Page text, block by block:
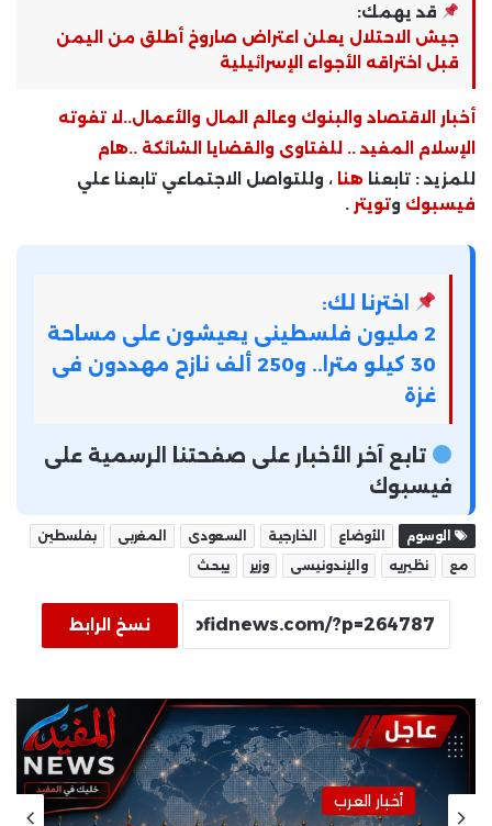
قد يهمك:
جيش الاحتلال يعلن اعتراض صاروخ أطلق من اليمن
قبل اختراقه الأجواء الإسرائيلية
أخبار الاقتصاد والبنوك وعالم المال والأعمال..لا تفوته
الإسلام المفيد .. للفتاوى والقضايا الشائكة ..هام
للمزيد : تابعنا هنا ، وللتواصل الاجتماعي تابعنا علي
فيسبوك وتويتر .
اخترنا لك:
2 مليون فلسطينى يعيشون على مساحة
30 كيلو مترا.. و250 ألف نازح مهددون فى
غزة
تابع آخر الأخبار على صفحتنا الرسمية على
فيسبوك
الوسوم الأوضاع الخارجية السعودى المغربى
بفلسطين
مع
نظيريه والإندونيسى وزير يبحث
نسخ الرابط
أخبار العرب